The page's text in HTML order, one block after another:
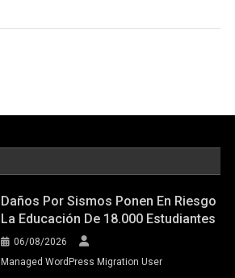
Daños Por Sismos Ponen En Riesgo
La Educación De 18.000 Estudiantes
06/08/2026
Managed WordPress Migration User